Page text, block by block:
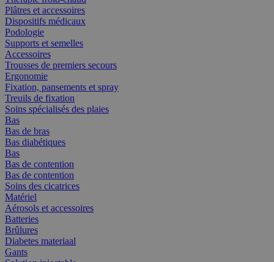
Plâtres et accessoires
Dispositifs médicaux
Podologie
Supports et semelles
Accessoires
Trousses de premiers secours
Ergonomie
Fixation, pansements et spray
Treuils de fixation
Soins spécialisés des plaies
Bas
Bas de bras
Bas diabétiques
Bas
Bas de contention
Bas de contention
Soins des cicatrices
Matériel
Aérosols et accessoires
Batteries
Brûlures
Diabetes materiaal
Gants